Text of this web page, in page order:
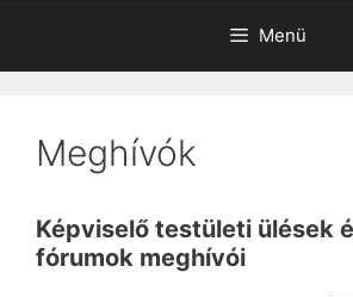
Menü
Meghívók
Képviselő testületi ülések
fórumok meghívói